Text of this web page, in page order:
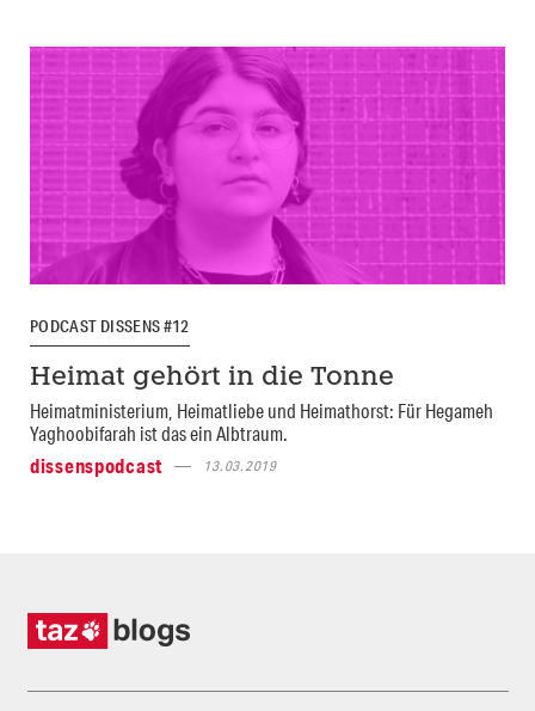
PODCAST DISSENS #12
Heimat gehört in die Tonne
Heimatministerium, Heimatliebe und Heimathorst: Für Hegameh
Yaghoobifarah ist das ein Albtraum.
dissenspodcast
13.03.2019